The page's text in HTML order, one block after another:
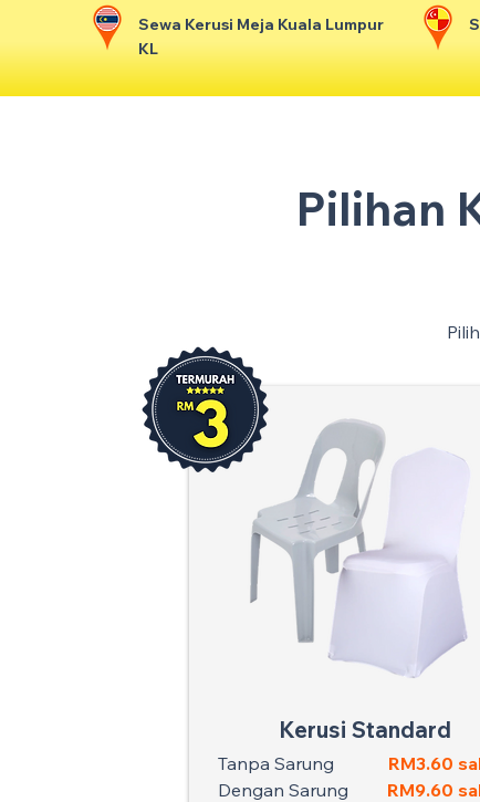
Sewa Kerusi Meja Kuala Lumpur
KL
Pilihan
Kerusi Standard
Tanpa Sarung
RM3.60
Dengan Sarung
RM9.60